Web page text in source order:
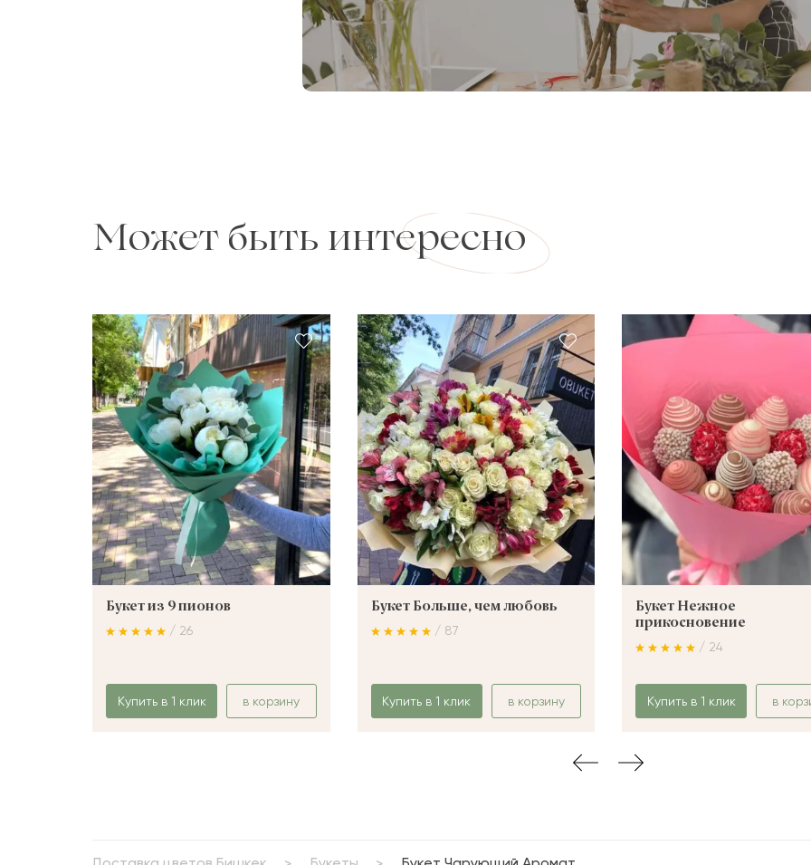
Может быть интересно
Букет из 9 пионов
/ 26
Купить в 1 клик в корзину
Букет Больше, чем любовь
/ 87
Купить в 1 клик в корзину
Букет Нежное
прикосновение
/ 24
Купить в 1 клик в